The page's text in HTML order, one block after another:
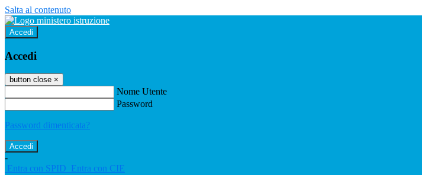
Salta al contenuto
Accedi
Accedi
button close ×
Nome Utente
Password
Password dimenticata?
-
Entra con SPID Entra con CIE